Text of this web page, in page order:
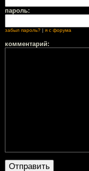
пароль:
забыл пароль? я с форума
комментарий: